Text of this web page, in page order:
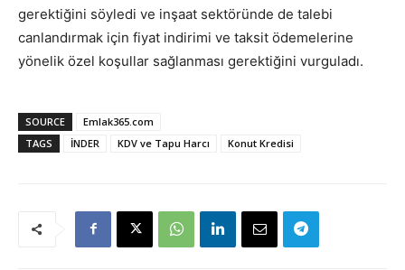
gerektiğini söyledi ve inşaat sektöründe de talebi
canlandırmak için fiyat indirimi ve taksit ödemelerine
yönelik özel koşullar sağlanması gerektiğini vurguladı.
SOURCE
Emlak365.com
TAGS
İNDER KDV ve Tapu Harcı Konut Kredisi